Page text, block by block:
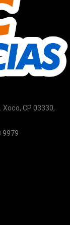
Xoco, CP 03330,
9979